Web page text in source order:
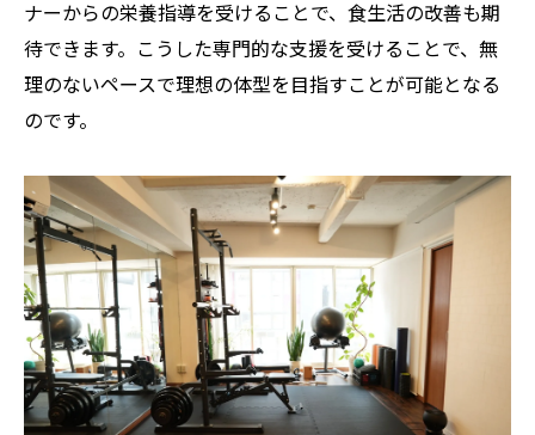
ナーからの栄養指導を受けることで、食生活の改善も期
待できます。こうした専門的な支援を受けることで、無
理のないペースで理想の体型を目指すことが可能となる
のです。